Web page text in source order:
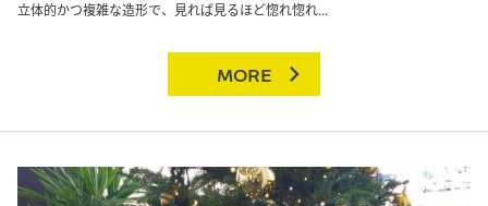
立体的かつ複雑な造形で、見れば見るほど惚れ惚れ...
MORE